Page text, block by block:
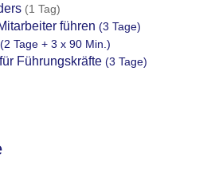
(1 Tag)
führen (3 Tage)
Tage + 3 x 90 Min.)
Führungskräfte(3 Tage)